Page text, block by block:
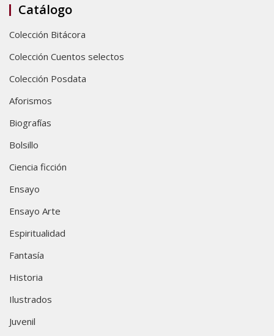
Catálogo
Colección Bitácora
Colección Cuentos selectos
Colección Posdata
Aforismos
Biografías
Bolsillo
Ciencia ficción
Ensayo
Ensayo Arte
Espiritualidad
Fantasía
Historia
Ilustrados
Juvenil